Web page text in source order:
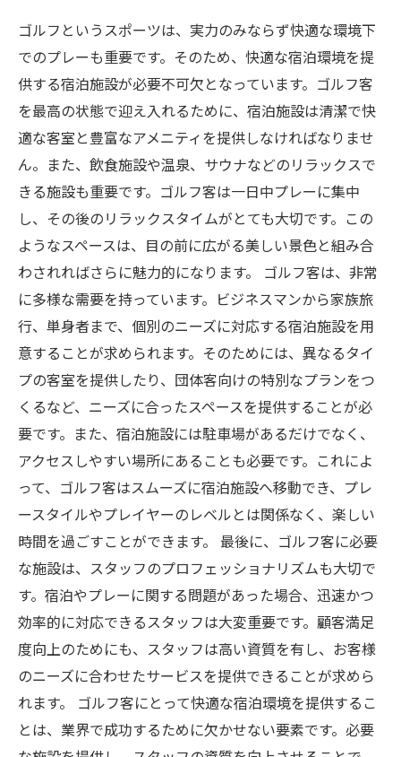
ゴルフというスポーツは、実力のみならず快適な環境下
でのプレーも重要です。そのため、快適な宿泊環境を提
供する宿泊施設が必要不可欠となっています。ゴルフ客
を最高の状態で迎え入れるために、宿泊施設は清潔で快
適な客室と豊富なアメニティを提供しなければなりませ
ん。また、飲食施設や温泉、サウナなどのリラックスで
きる施設も重要です。ゴルフ客は一日中プレーに集中
し、その後のリラックスタイムがとても大切です。この
ようなスペースは、目の前に広がる美しい景色と組み合
わされればさらに魅力的になります。 ゴルフ客は、非常
に多様な需要を持っています。ビジネスマンから家族旅
行、単身者まで、個別のニーズに対応する宿泊施設を用
意することが求められます。そのためには、異なるタイ
プの客室を提供したり、団体客向けの特別なプランをつ
くるなど、ニーズに合ったスペースを提供することが必
要です。また、宿泊施設には駐車場があるだけでなく、
アクセスしやすい場所にあることも必要です。これによ
って、ゴルフ客はスムーズに宿泊施設へ移動でき、プレ
ースタイルやプレイヤーのレベルとは関係なく、楽しい
時間を過ごすことができます。 最後に、ゴルフ客に必要
な施設は、スタッフのプロフェッショナリズムも大切で
す。宿泊やプレーに関する問題があった場合、迅速かつ
効率的に対応できるスタッフは大変重要です。顧客満足
度向上のためにも、スタッフは高い資質を有し、お客様
のニーズに合わせたサービスを提供できることが求めら
れます。 ゴルフ客にとって快適な宿泊環境を提供するこ
とは、業界で成功するために欠かせない要素です。必要